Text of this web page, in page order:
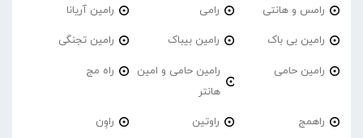
رامس و هانتی رامی رامین آریانا
رامین بی باک رامین بیباک رامین تجنگی
رامین حامی
رامین حامی و امین
هانتر
راه مج
راهمج راوتین راوِن